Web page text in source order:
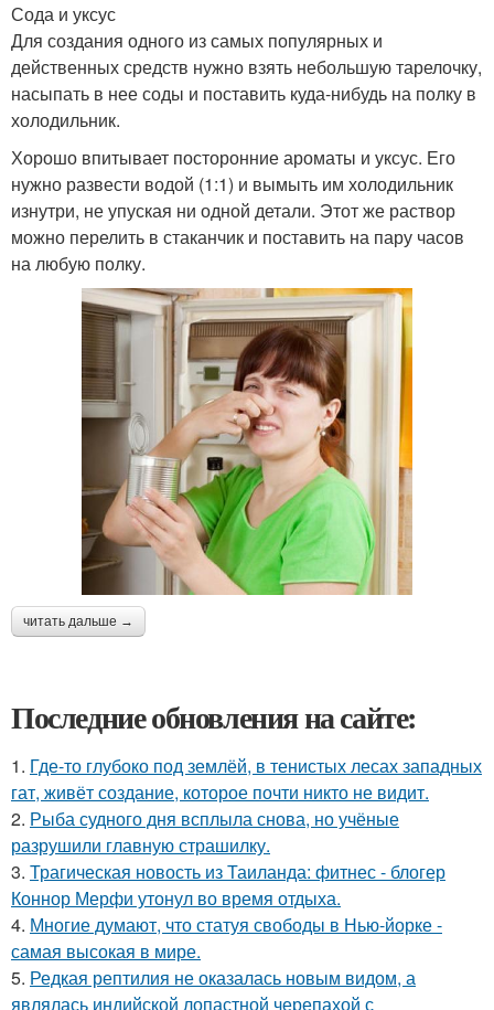
Сода и уксус
Для создания одного из самых популярных и
действенных средств нужно взять небольшую тарелочку,
насыпать в нее соды и поставить куда-нибудь на полку в
холодильник.
Хорошо впитывает посторонние ароматы и уксус. Его
нужно развести водой (1:1) и вымыть им холодильник
изнутри, не упуская ни одной детали. Этот же раствор
можно перелить в стаканчик и поставить на пару часов
на любую полку.
читать дальше →
Последние обновления на сайте:
1. Где-то глубоко под землёй, в тенистых лесах западных
гат, живёт создание, которое почти никто не видит.
2. Рыба судного дня всплыла снова, но учёные
разрушили главную страшилку.
3. Трагическая новость из Таиланда: фитнес - блогер
Коннор Мерфи утонул во время отдыха.
4. Многие думают, что статуя свободы в Нью-йорке -
самая высокая в мире.
5. Редкая рептилия не оказалась новым видом, а
являлась индийской лопастной черепахой с